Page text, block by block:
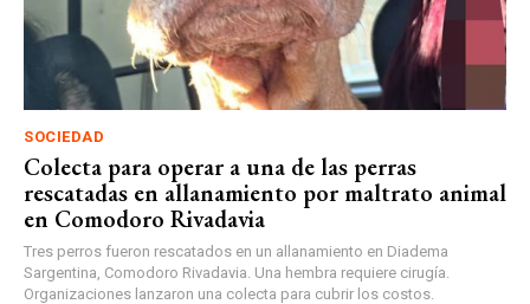
SOCIEDAD
Colecta para operar a una de las perras
rescatadas en allanamiento por maltrato animal
en Comodoro Rivadavia
Tres perros fueron rescatados en un allanamiento en Diadema
Sargentina, Comodoro Rivadavia. Una hembra requiere cirugía.
Organizaciones lanzaron una colecta para cubrir los costos.